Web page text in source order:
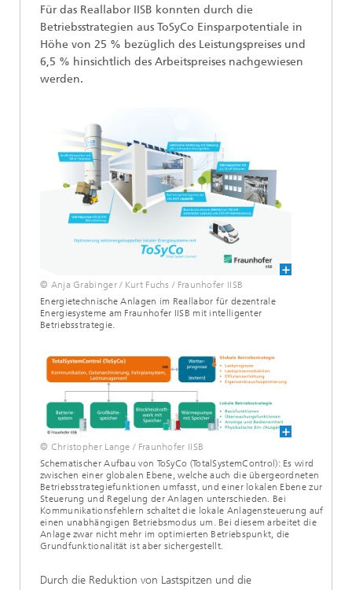
Für das Reallabor IISB konnten durch die
Betriebsstrategien aus ToSyCo Einsparpotentiale in
Höhe von 25 % bezüglich des Leistungspreises und
6,5 % hinsichtlich des Arbeitspreises nachgewiesen
werden.
© Anja Grabinger / Kurt Fuchs / Fraunhofer IISB
Energietechnische Anlagen im Reallabor für dezentrale
Energiesysteme am Fraunhofer IISB mit intelligenter
Betriebsstrategie.
© Christopher Lange / Fraunhofer IISB
Schematischer Aufbau von ToSyCo (TotalSystemControl): Es wird
zwischen einer globalen Ebene, welche auch die übergeordneten
Betriebsstrategiefunktionen umfasst, und einer lokalen Ebene zur
Steuerung und Regelung der Anlagen unterschieden. Bei
Kommunikationsfehlern schaltet die lokale Anlagensteuerung auf
einen unabhängigen Betriebsmodus um. Bei diesem arbeitet die
Anlage zwar nicht mehr im optimierten Betriebspunkt, die
Grundfunktionalität ist aber sichergestellt.
Durch die Reduktion von Lastspitzen und die